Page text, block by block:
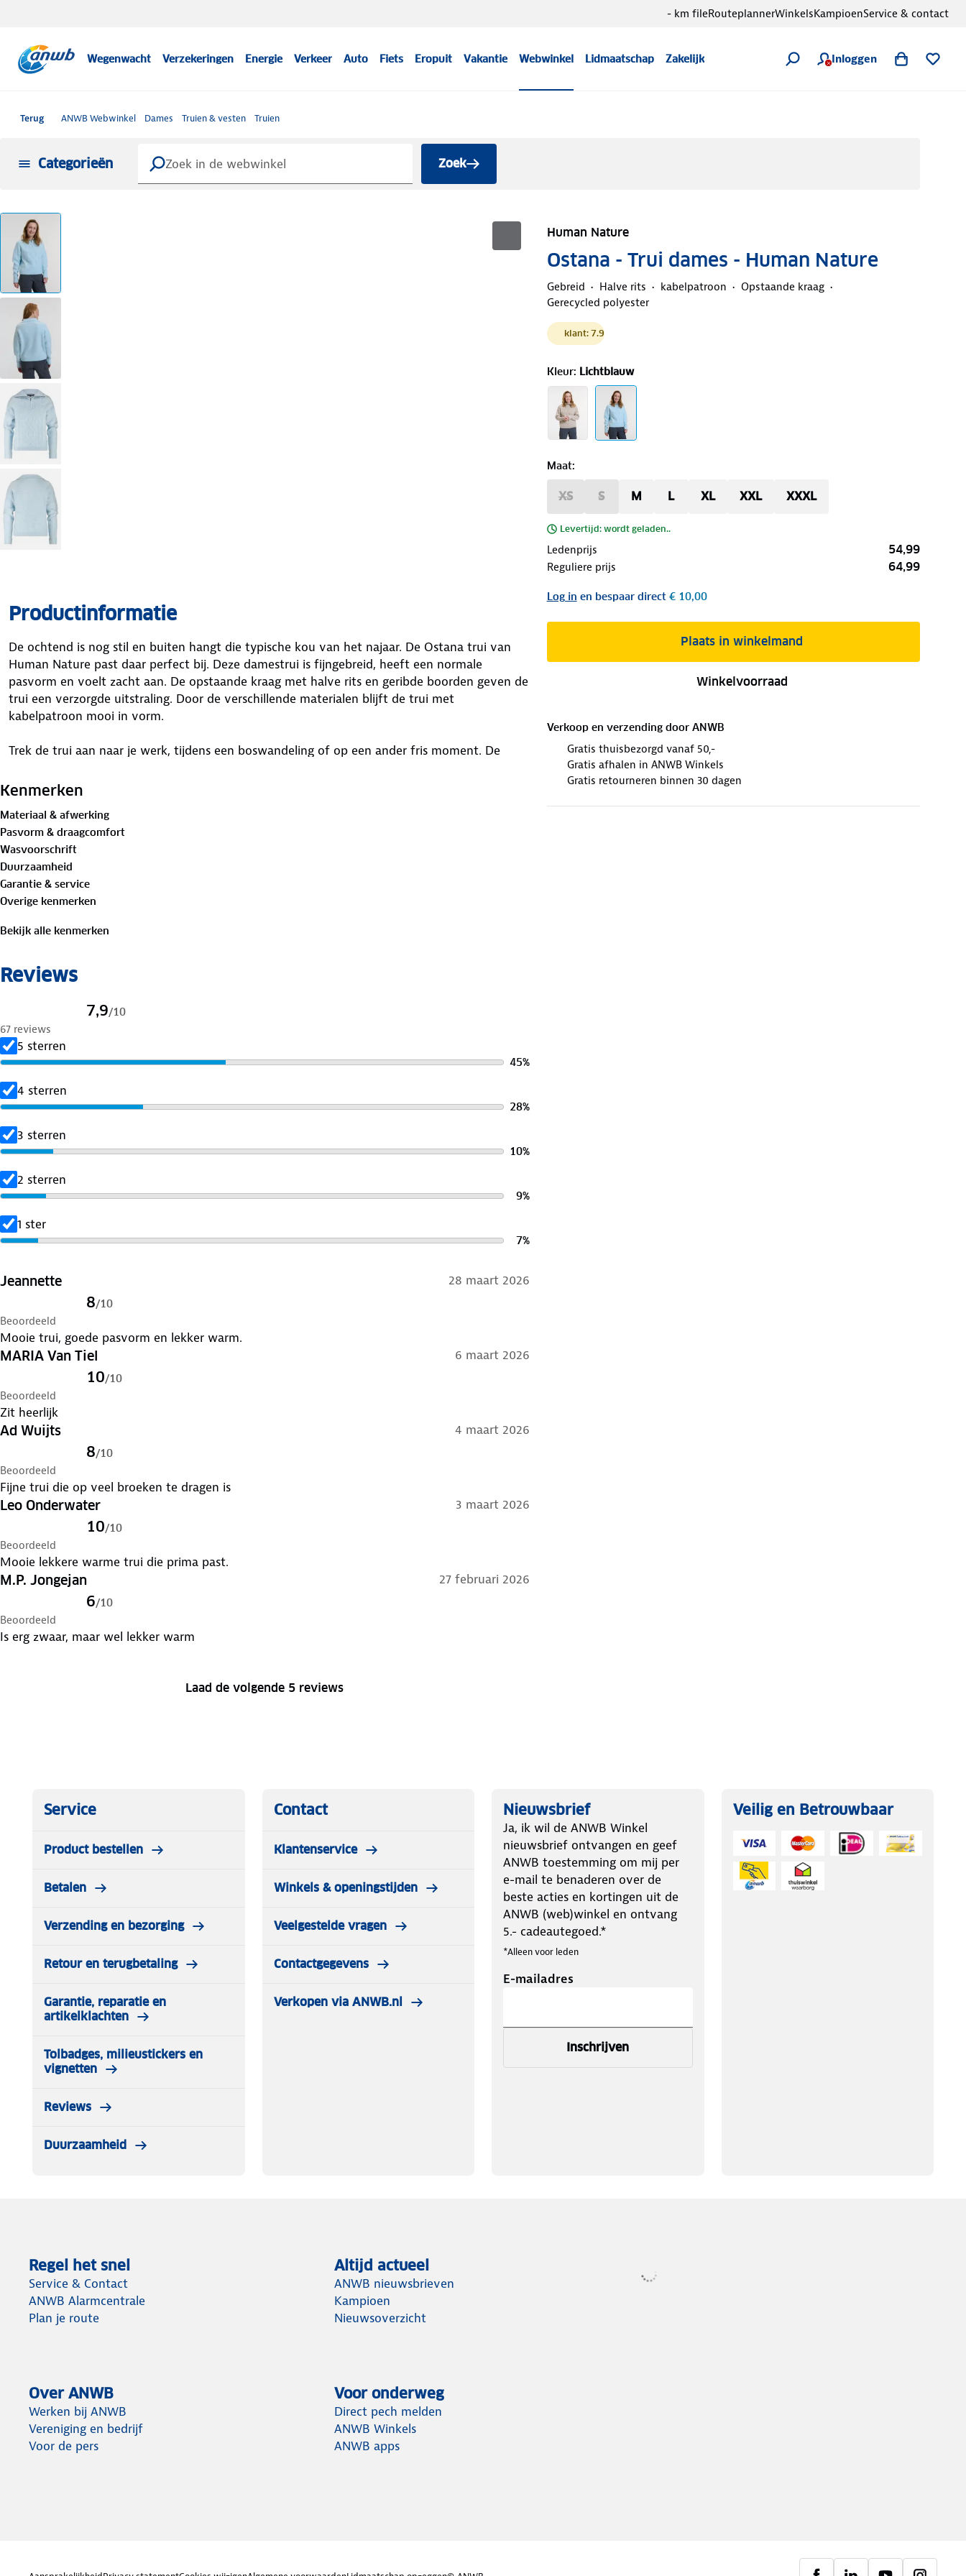
Wegenwacht Verzekeringen Energie Verkeer Auto Fiets Eropuit Vakantie Webwinkel Lidmaatschap Zakelijk Inloggen
- km fileRouteplannerWinkelsKampioenService & contact
Terug ANWB Webwinkel Dames Truien & vesten Truien
Categorieën Zoek
Human Nature
Ostana - Trui dames - Human Nature
Gebreid Halve rits kabelpatroon
Opstaande kraag
Gerecycled polyester
klant: 7.9
Kleur: Lichtblauw
Maat:
XS S M L XL XXL XXXL
Levertijd: wordt geladen..
Ledenprijs 54,99
Reguliere prijs 64,99
Log in en bespaar direct€ 10,00
Plaats in winkelmand
Winkelvoorraad
Verkoop en verzending door ANWB
Gratis thuisbezorgd vanaf 50,-
Gratis afhalen in ANWB Winkels
Gratis retourneren binnen 30 dagen
Productinformatie
De ochtend is nog stil en buiten hangt die typische kou van het najaar. De Ostana trui van
Human Nature past daar perfect bij. Deze damestrui is fijngebreid, heeft een normale
pasvorm en voelt zacht aan. De opstaande kraag met halve rits en geribde boorden geven de
trui een verzorgde uitstraling. Door de verschillende materialen blijft de trui met
kabelpatroon mooi in vorm.
Trek de trui aan naar je werk, tijdens een boswandeling of op een ander fris moment. De
past en ga goed gekleed de deur uit.
Bewust onderweg met hergebruikt materiaal:
52%gerecycled polyester
Is je kleding aan vervanging toe? Lever het in bij onze winkels. Wij geven er een nieuwe
bestemming aan.
Kenmerken
Materiaal & afwerking
Pasvorm & draagcomfort
Wasvoorschrift
Duurzaamheid
Garantie & service
Overige kenmerken
Bekijk alle kenmerken
Reviews
7,9/10
67 reviews
5 sterren
45%
4 sterren
28%
3 sterren
10%
2 sterren
9%
1 ster
7%
Jeannette 28 maart 2026
8/10
Beoordeeld
Mooie trui, goede pasvorm en lekker warm.
MARIA Van Tiel 6 maart 2026
10/10
Beoordeeld
Zit heerlijk
Ad Wuijts 4 maart 2026
8/10
Beoordeeld
Fijne trui die op veel broeken te dragen is
Leo Onderwater 3 maart 2026
10/10
Beoordeeld
Mooie lekkere warme trui die prima past.
M.P. Jongejan 27 februari 2026
6/10
Beoordeeld
Is erg zwaar, maar wel lekker warm
Laad de volgende 5 reviews
Service
Product bestellen
Betalen
Verzending en bezorging
Retour en terugbetaling
Garantie, reparatie en
artikelklachten
Tolbadges, milieustickers en
vignetten
Reviews
Duurzaamheid
Contact
Klantenservice
Winkels & openingstijden
Veelgestelde vragen
Contactgegevens
Verkopen via ANWB.nl
Nieuwsbrief
Ja, ik wil de ANWB Winkel
nieuwsbrief ontvangen en geef
ANWB toestemming om mij per
e-mail te benaderen over de
beste acties en kortingen uit de
ANWB (web)winkel en ontvang
5.- cadeautegoed.*
*Alleen voor leden
E-mailadres
Inschrijven
Veilig en Betrouwbaar
Regel het snel
Service & Contact
ANWB Alarmcentrale
Plan je route
Altijd actueel
ANWB nieuwsbrieven
Kampioen
Nieuwsoverzicht
Over ANWB
Werken bij ANWB
Vereniging en bedrijf
Voor de pers
Voor onderweg
Direct pech melden
ANWB Winkels
ANWB apps